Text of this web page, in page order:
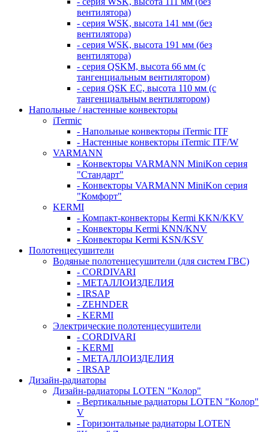
вентилятора)
- серия WSK, высота 141 мм (без
вентилятора)
- серия WSK, высота 191 мм (без
вентилятора)
- серия QSKM, высота 66 мм (с
тангенциальным вентилятором)
- серия QSK EC, высота 110 мм (с
тангенциальным вентилятором)
Напольные / настенные конвекторы
iTermic
- Напольные конвекторы iTermic ITF
- Настенные конвекторы iTermic ITF/W
VARMANN
- Конвекторы VARMANN MiniKon серия
"Стандарт"
- Конвекторы VARMANN MiniKon серия
"Комфорт"
KERMI
- Компакт-конвекторы Kermi KKN/KKV
- Конвекторы Kermi KNN/KNV
- Конвекторы Kermi KSN/KSV
Полотенцесушители
Водяные полотенцесушители (для систем ГВС)
- CORDIVARI
- МЕТАЛЛОИЗДЕЛИЯ
- IRSAP
- ZEHNDER
- KERMI
Электрические полотенцесушители
- CORDIVARI
- KERMI
- МЕТАЛЛОИЗДЕЛИЯ
- IRSAP
Дизайн-радиаторы
Дизайн-радиаторы LOTEN "Колор"
- Вертикальные радиаторы LOTEN "Колор"
V
- Горизонтальные радиаторы LOTEN